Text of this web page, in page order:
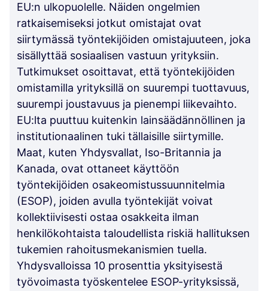
EU:n ulkopuolelle. Näiden ongelmien
ratkaisemiseksi jotkut omistajat ovat
siirtymässä työntekijöiden omistajuuteen, joka
sisällyttää sosiaalisen vastuun yrityksiin.
Tutkimukset osoittavat, että työntekijöiden
omistamilla yrityksillä on suurempi tuottavuus,
suurempi joustavuus ja pienempi liikevaihto.
EU:lta puuttuu kuitenkin lainsäädännöllinen ja
institutionaalinen tuki tällaisille siirtymille.
Maat, kuten Yhdysvallat, Iso-Britannia ja
Kanada, ovat ottaneet käyttöön
työntekijöiden osakeomistussuunnitelmia
(ESOP), joiden avulla työntekijät voivat
kollektiivisesti ostaa osakkeita ilman
henkilökohtaista taloudellista riskiä hallituksen
tukemien rahoitusmekanismien tuella.
Yhdysvalloissa 10 prosenttia yksityisestä
työvoimasta työskentelee ESOP-yrityksissä,